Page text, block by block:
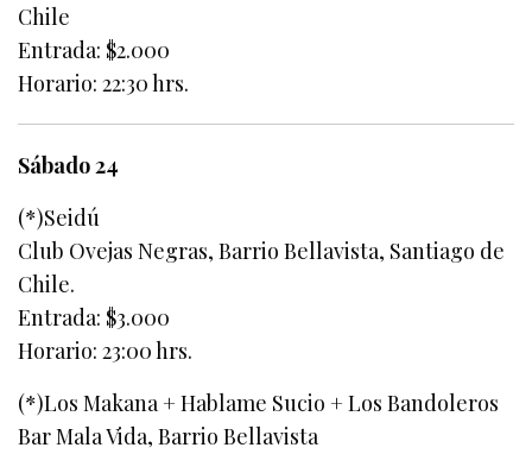
Chile
Entrada: $2.000
Horario: 22:30 hrs.
Sábado 24
(*)Seidú
Club Ovejas Negras, Barrio Bellavista, Santiago de
Chile.
Entrada: $3.000
Horario: 23:00 hrs.
(*)Los Makana + Hablame Sucio + Los Bandoleros
Bar Mala Vida, Barrio Bellavista